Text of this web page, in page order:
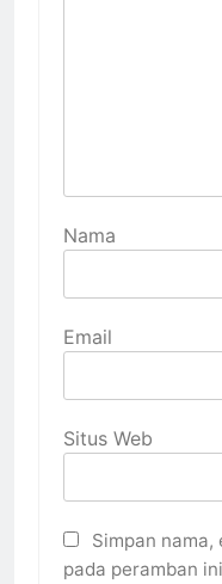
Nama
Email
Situs Web
Simpan nama,
pada peramban